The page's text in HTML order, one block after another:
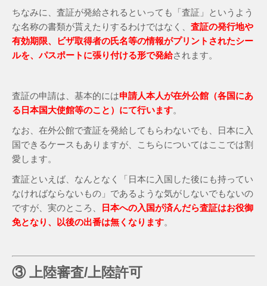
ちなみに、査証が発給されるといっても「査証」というよう
な名称の書類が貰えたりするわけではなく、 査証の発行地や
有効期限、ビザ取得者の氏名等の情報がプリントされたシー
ルを、パスポートに張り付ける形で発給されます。
査証の申請は、基本的には申請人本人が在外公館（各国にあ
る日本国大使館等のこと）にて行います。
なお、在外公館で査証を発給してもらわないでも、日本に入
国できるケースもありますが、こちらについてはここでは割
愛します。
査証といえば、なんとなく「日本に入国した後にも持ってい
なければならないもの」であるような気がしないでもないの
ですが、実のところ、
日本への入国が済んだら査証はお役御
免となり、以後の出番は無くなります。
③ 上陸審査/上陸許可